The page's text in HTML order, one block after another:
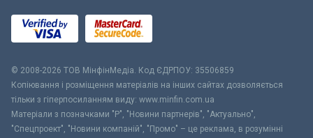
© 2008-2026 ТОВ МiнфiнМедiа. Код ЄДРПОУ: 35506859
Копіювання і розміщення матеріалів на інших сайтах дозволяється
тільки з гіперпосиланням виду: www.minfin.com.ua
Матеріали з позначками "Р", "Новини партнерів", "Актуально",
"Спецпроект", "Новини компаній", "Промо" – це реклама, в розумінні